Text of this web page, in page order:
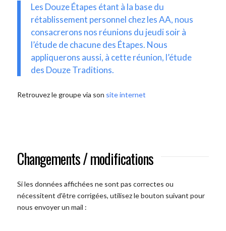
Les Douze Étapes étant à la base du
rétablissement personnel chez les AA, nous
consacrerons nos réunions du jeudi soir à
l’étude de chacune des Étapes. Nous
appliquerons aussi, à cette réunion, l’étude
des Douze Traditions.
Retrouvez le groupe via son site internet
Changements / modifications
Si les données affichées ne sont pas correctes ou
nécessitent d'être corrigées, utilisez le bouton suivant pour
nous envoyer un mail :